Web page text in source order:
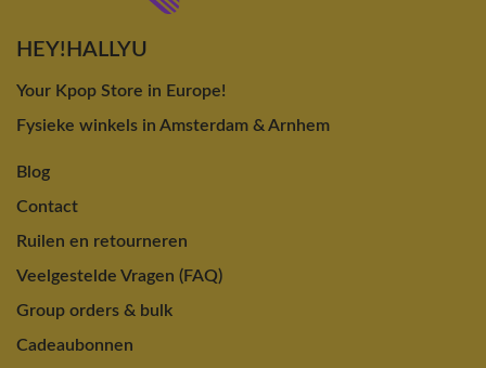
HEY!HALLYU
Your Kpop Store in Europe!
Fysieke winkels in Amsterdam & Arnhem
Blog
Contact
Ruilen en retourneren
Veelgestelde Vragen (FAQ)
Group orders & bulk
Cadeaubonnen